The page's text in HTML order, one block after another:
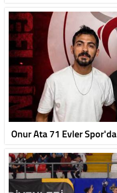
Onur Ata 71 Evler Spor'da